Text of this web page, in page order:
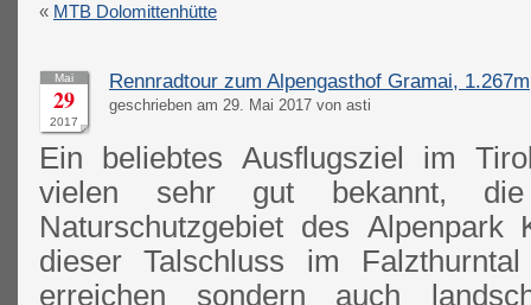
« MTB Dolomittenhütte
Mai
29
2017
Rennradtour zum Alpengasthof Gramai, 1.267m
geschrieben am 29. Mai 2017 von asti
Ein beliebtes Ausflugsziel im
vielen sehr gut bekannt,
Naturschutzgebiet des Alpenpark
dieser Talschluss im
erreichen sondern auch